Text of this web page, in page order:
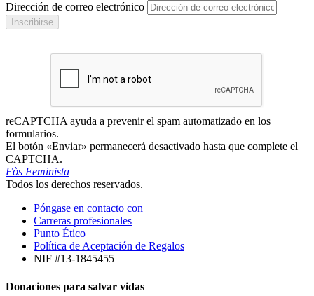
Dirección de correo electrónico
Inscribirse
reCAPTCHA ayuda a prevenir el spam automatizado en los
formularios.
El botón «Enviar» permanecerá desactivado hasta que complete el
CAPTCHA.
Fòs Feminista
Todos los derechos reservados.
Póngase en contacto con
Carreras profesionales
Punto Ético
Política de Aceptación de Regalos
NIF #13-1845455
Donaciones para salvar vidas